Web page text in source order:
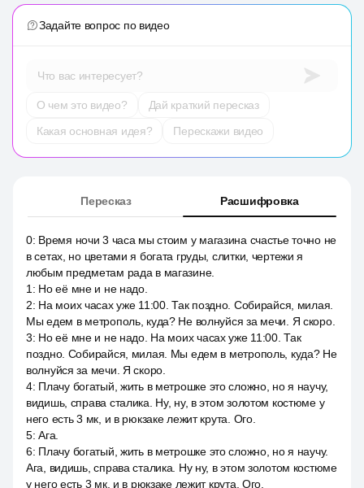
Задайте вопрос по видео
Что вас интересует?
О чем это видео?
Дай краткий пересказ
Какая основная идея?
Перескажи видео
Пересказ Расшифровка
0: Время ночи 3 часа мы стоим у магазина счастье точно не
в сетах, но цветами я богата груды, слитки, чертежи я
любым предметам рада в магазине.
1 : Но её мне и не надо.
2: На моих часах уже 11:00. Так поздно. Собирайся, милая.
Мы едем в метрополь, куда? Не волнуйся за мечи. Я скоро.
3: Но её мне и не надо. На моих часах уже 11:00. Так
поздно. Собирайся, милая. Мы едем в метрополь, куда? Не
волнуйся за мечи. Я скоро.
4: Плачу богатый, жить в метрошке это сложно, но я научу,
видишь, справа сталика. Ну, ну, в этом золотом костюме у
него есть 3 мк, и в рюкзаке лежит крута. Ого.
5:Ага.
6: Плачу богатый, жить в метрошке это сложно, но я научу.
Ага, видишь, справа сталика. Ну ну, в этом золотом костюме
у него есть 3 мк, и в рюкзаке лежит крута. Ого.